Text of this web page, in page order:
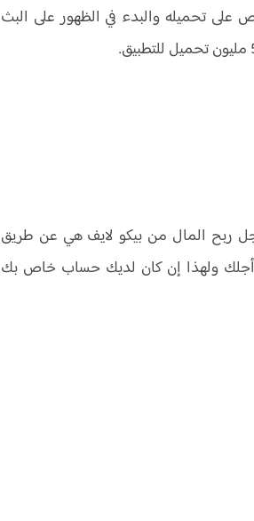
تحميله والبدء في الظهور على البث
ربح المال من بيكو لايف هي عن طريق
أجلك ولهذا إن كان لديك حساب خاص بك